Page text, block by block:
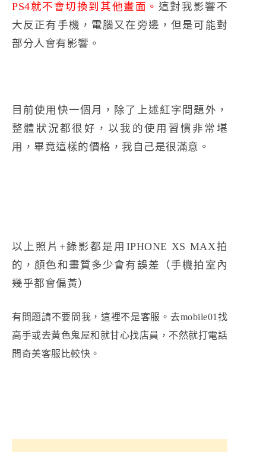
PS4就不會切換到其他畫面。 這對我影響不
大反正有手機，電腦又在旁邊，但是可能對
部分人會有影響。
目前使用快一個月，除了上述紅字問題外，
整體狀況都很好，以我的使用習慣非常堪
用，畢竟這樣的價格，我自己是很滿意。
以上照片+錄影都是用IPHONE XS MAX拍
的，顏色和畫質多少會有誤差（手機拍室內
幾乎都會偏黃）
有問題請不要問我，這裡不是客服。去mobile01找
高手或去黃色鬼屋和就甘心找店員，不然就打電話
問奇美客服比較快。